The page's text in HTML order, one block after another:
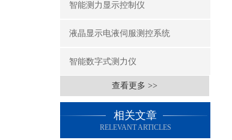
智能测力显示控制仪
液晶显示电液伺服测控系统
智能数字式测力仪
查看更多 >>
相关文章
RELEVANT ARTICLES